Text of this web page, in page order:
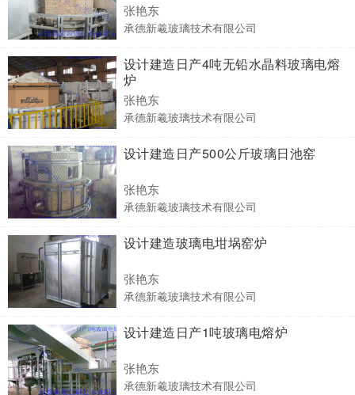
张艳东
承德新羲玻璃技术有限公司
设计建造日产4吨无铅水晶料玻璃电熔
炉
张艳东
承德新羲玻璃技术有限公司
设计建造日产500公斤玻璃日池窑
张艳东
承德新羲玻璃技术有限公司
设计建造玻璃电坩埚窑炉
张艳东
承德新羲玻璃技术有限公司
设计建造日产1吨玻璃电熔炉
张艳东
承德新羲玻璃技术有限公司